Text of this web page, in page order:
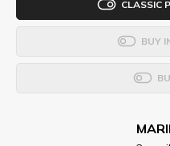
CLASSIC
BUY